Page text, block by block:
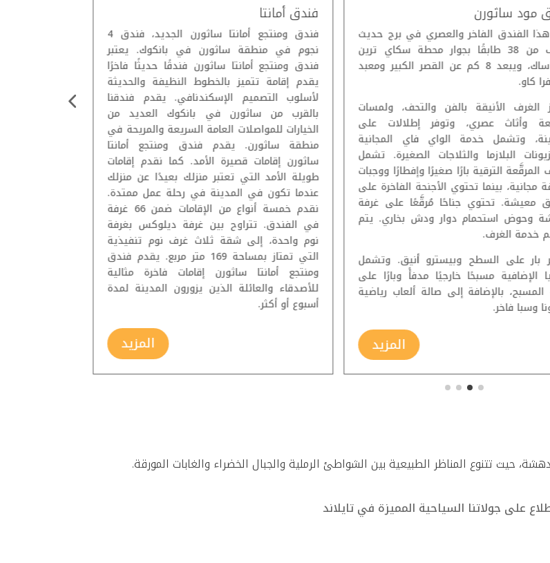
فندق أمانتا
فندق ومنتجع أمانتا ساثورن الجديد، فندق 4
نجوم في منطقة ساثورن في بانكوك. يعتبر
فندق ومنتجع أمانتا ساثورن فندقًا حديثًا فاخرًا
يقدم إقامة تتميز بالخطوط النظيفة والحديثة
لأسلوب التصميم الإسكندنافي. يقدم فندقنا
بالقرب من ساثورن في بانكوك العديد من
الخيارات للمواصلات العامة السريعة والمريحة في
منطقة ساثورن. يقدم فندق ومنتجع أمانتا
ساثورن إقامات قصيرة الأمد. كما نقدم إقامات
طويلة الأمد التي تعتبر منزلك بعيدًا عن منزلك
عندما تكون في المدينة في رحلة عمل ممتدة.
نقدم خمسة أنواع من الإقامات ضمن 66 غرفة
في الفندق. تتراوح بين غرفة ديلوكس بغرفة
نوم واحدة، إلى شقة ثلاث غرف نوم تنفيذية
التي تمتاز بمساحة 169 متر مربع. يقدم فندق
ومنتجع أمانتا ساثورن إقامات فاخرة مثالية
للأصدقاء والعائلة الذين يزورون المدينة لمدة
أسبوع أو أكثر.
المزيد
مود ساثورن
الفندق الفاخر والعصري في برج حديث
يتألف من 38 طابقًا بجوار محطة سكاي ترين
سوراساك، ويبعد 8 كم عن القصر الكبير ومعبد
كاو.
الغرف الأنيقة بالفن والتحف، ولمسات
وأثاث عصري، وتوفر إطلالات على
وتشمل خدمة الواي فاي المجانية
البلازما والثلاجات الصغيرة. تشمل
المرقَّعة الترقية بارًا صغيرًا وإفطارًا ووجبات
مجانية، بينما تحتوي الأجنحة الفاخرة على
معيشة. تحتوي جناحًا مُرقَّعًا على غرفة
وحوض استحمام دوار ودش بخاري. يتم
خدمة الغرف.
بار على السطح وبيسترو أنيق. وتشمل
الإضافية مسبحًا خارجيًا مدفأً وبارًا على
المسبح، بالإضافة إلى صالة ألعاب رياضية
وسبا فاخر.
المزيد
حيث تتنوع المناظر الطبيعية بين الشواطئ الرملية والجبال الخضراء والغابات المورقة.
على جولاتنا السياحية المميزة في تايلاند